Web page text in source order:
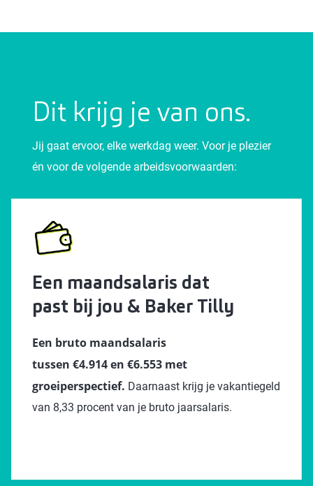
Dit krijg je van ons.
Jij gaat ervoor, elke werkdag weer. Voor je plezier
én voor de volgende arbeidsvoorwaarden:
Een maandsalaris dat
past bij jou & Baker Tilly
Een bruto maandsalaris
tussen €4.914 en €6.553 met
groeiperspectief. Daarnaast krijg je vakantiegeld
van 8,33 procent van je bruto jaarsalaris.